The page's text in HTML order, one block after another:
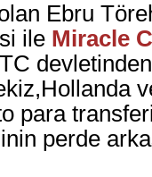
Ebru
ile Miracle
para
perde